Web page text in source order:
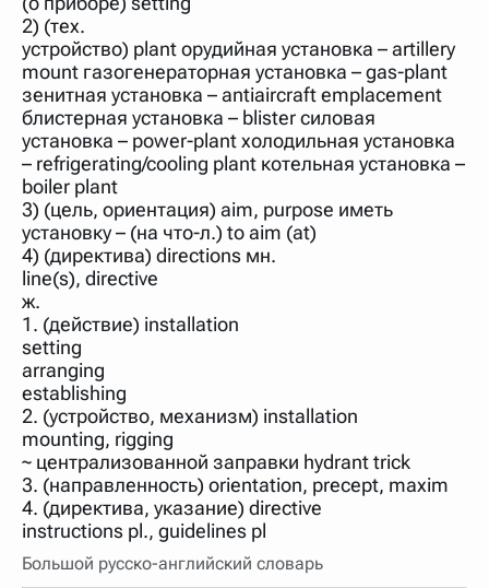
нужно будет нажать на кнопку "Найти".
Для более сложных случаев существует возможность
указывать несколько слов в запросе. Например, если
написать в строке запроса "Пушкин поэт" и нажать
"Найти", выведутся все словарные статьи о поэте
Пушкине, но не о городе.
В сложных запросах тоже могут присутствовать
неизвестные буквы. Например, в кроссворде есть
слово "***м***ов", в задании "русский поэт 19 века".
Пишем в Reword первым словом "***м***ов", далее
через пробел "поэт". Получается "***м***ов поэт" (без
кавычек). Нажимаем "Найти" и получаем статью
"Лермонтов" и не только.
Порядок словарей можно изменять, перетаскивая
словарь вверх или вниз за прямоугольник слева от
словари.
2) (тех.
устройство) plant орудийная установка – artillery
mount газогенераторная установка – gas-plant
зенитная установка – antiaircraft emplacement
блистерная установка – blister силовая
установка – power-plant холодильная установка
– refrigerating/cooling plant котельная установка –
boiler plant
3) (цель, ориентация) aim, purpose иметь
установку – (на что-л.) to aim (at)
4) (директива) directions мн.
line(s), directive
ж.
1. (действие) installation
setting
arranging
establishing
2. (устройство, механизм) installation
mounting, rigging
~ централизованной заправки hydrant trick
3. (направленность) orientation, precept, maxim
4. (директива, указание) directive
instructions pl., guidelines pl
Большой русско-английский словарь